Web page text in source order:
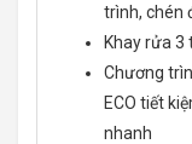
trình, chén
Khay rửa 3
Chương
ECO tiết
nhanh